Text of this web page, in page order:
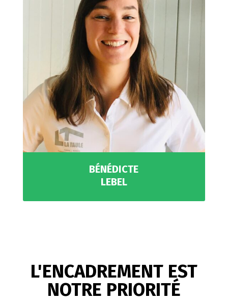
BÉNÉDICTE
LEBEL
L'ENCADREMENT EST
NOTRE PRIORITÉ